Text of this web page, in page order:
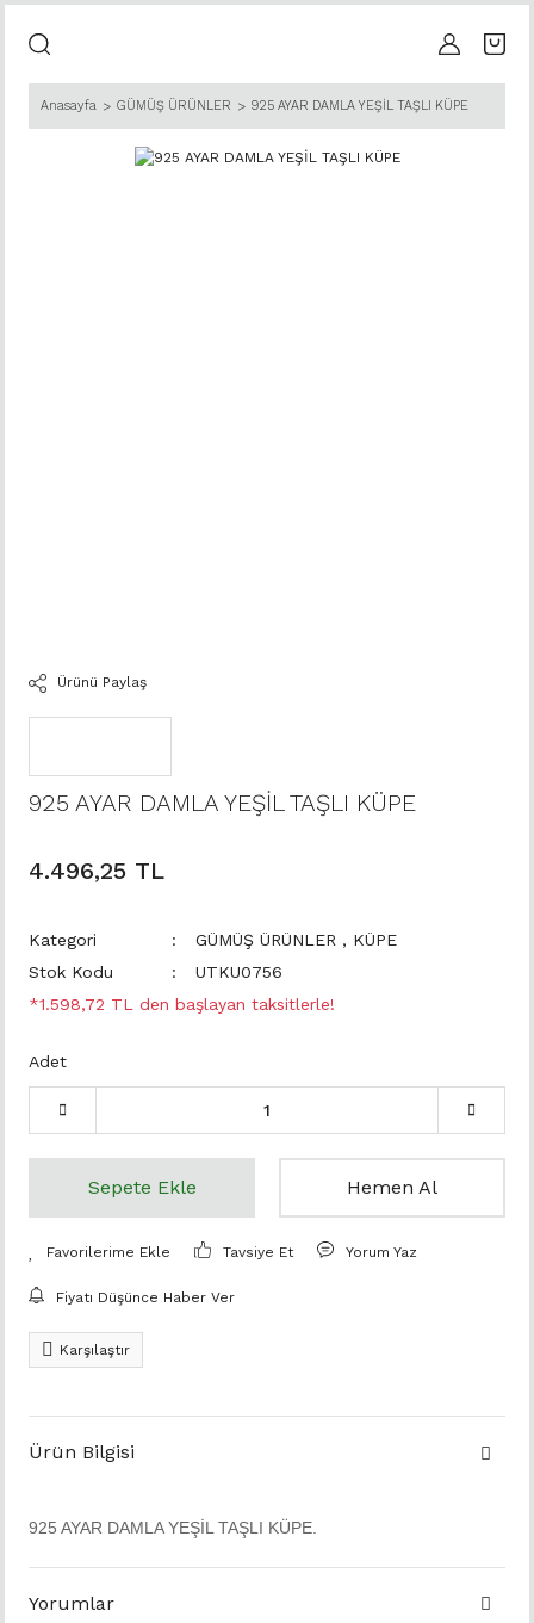
Anasayfa GÜMÜŞ ÜRÜNLER 925 AYAR DAMLA YEŞİL TAŞLI KÜPE
Ürünü Paylaş
925 AYAR DAMLA YEŞİL TAŞLI KÜPE
4.496,25 TL
Kategori GÜMÜŞ ÜRÜNLER , KÜPE
Stok Kodu
UTKU0756
*1.598,72 TL den başlayan taksitlerle!
Adet
Sepete Ekle Hemen Al
Tavsiye Et Yorum Yaz
Fiyatı Düşünce Haber Ver
Karşılaştır
Ürün Bilgisi
925 AYAR DAMLA YEŞİL TAŞLI KÜPE.
Yorumlar